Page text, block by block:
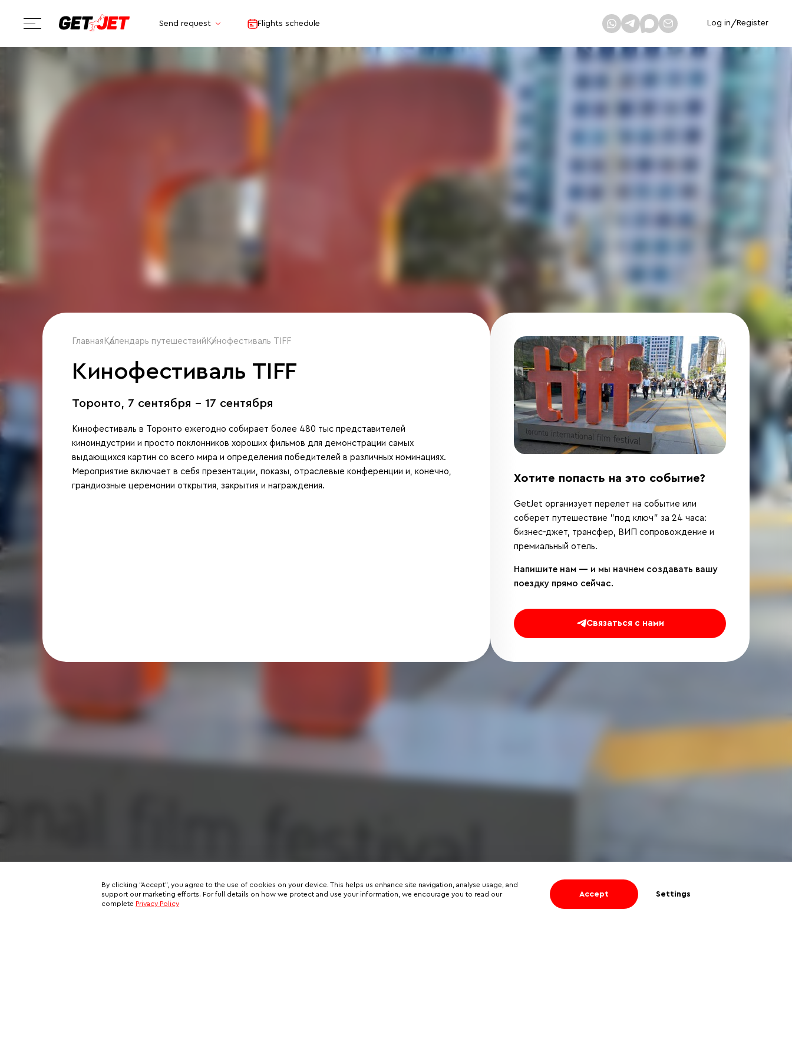
Send request Flights schedule Log in / Register
Главная /
Календарь путешествий /
Кинофестиваль TIFF
Кинофестиваль TIFF
Торонто, 7 сентября - 17 сентября
Кинофестиваль в Торонто ежегодно собирает более 480 тыс представителей
киноиндустрии и просто поклонников хороших фильмов для демонстрации самых
выдающихся картин со всего мира и определения победителей в различных номинациях.
Мероприятие включает в себя презентации, показы, отраслевые конференции и, конечно,
грандиозные церемонии открытия, закрытия и награждения.
Хотите попасть на это событие?
GetJet организует перелет на событие или
соберет путешествие "под ключ" за 24 часа:
бизнес-джет, трансфер, ВИП сопровождение и
премиальный отель.
Напишите нам — и мы начнем создавать вашу
поездку прямо сейчас.
Связаться с нами
By clicking “Accept”, you agree to the use of cookies on your device. This helps us enhance site navigation, analyse usage, and
support our marketing efforts. For full details on how we protect and use your information, we encourage you to read our
complete Privacy Policy
Accept Settings